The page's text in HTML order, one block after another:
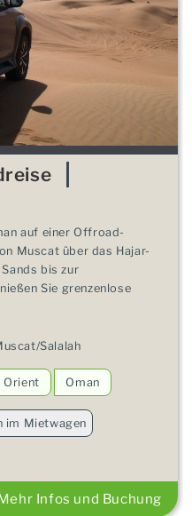
auf einer Offroad-
Muscat über das Hajar-
bis zur
Sie grenzenlose
Salalah
Orient Oman
im Mietwagen
Infos und Buchung